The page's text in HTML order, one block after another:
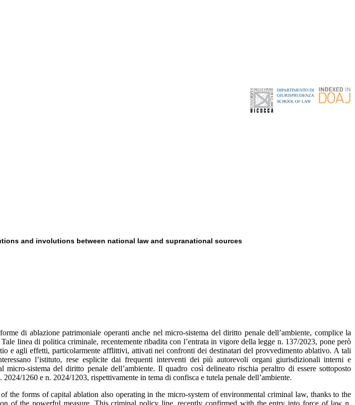
and involutions between national law and supranational sources
di ablazione patrimoniale operanti anche nel micro-sistema del diritto penale dell’ambiente, complice la
linea di politica criminale, recentemente ribadita con l’entrata in vigore della legge n. 137/2023, pone però
e agli effetti, particolarmente afflittivi, attivati nei confronti dei destinatari del provvedimento ablativo. A tali
l’istituto, rese esplicite dai frequenti interventi dei più autorevoli organi giurisdizionali interni e
sistema del diritto penale dell’ambiente. Il quadro così delineato rischia peraltro di essere sottoposto
1260 e n. 2024/1203, rispettivamente in tema di confisca e tutela penale dell’ambiente.
the forms of capital ablation also operating in the micro-system of environmental criminal law, thanks to the
of the powerful measure. This criminal policy line, recently confirmed with the entry into force of law n.